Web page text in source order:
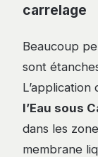
carrelage
Beaucoup
sont
L’application
l’Eau sous
dans les
membrane